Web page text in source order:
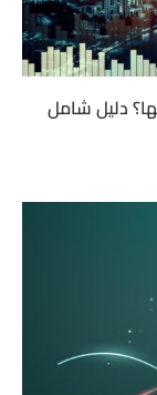
دليل شامل